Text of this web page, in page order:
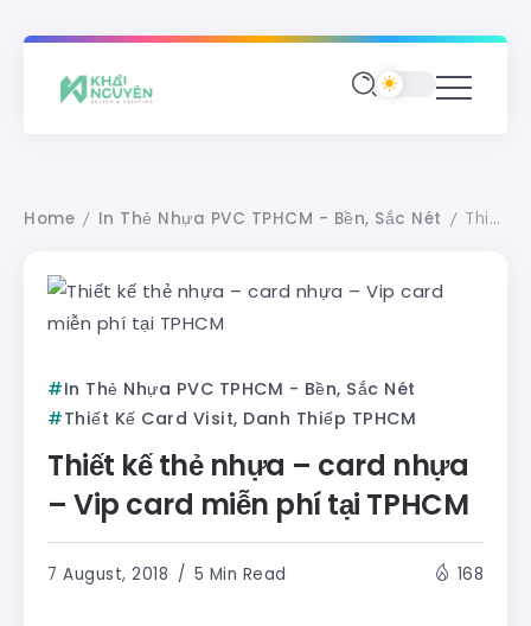
Home / In Thẻ Nhựa PVC TPHCM - Bền, Sắc Nét / Thiết kế thẻ nhựa – card nhựa – Vip card miễn phí tại TPHCM
In Thẻ Nhựa PVC TPHCM - Bền, Sắc Nét
Thiết Kế Card Visit, Danh Thiếp TPHCM
Thiết kế thẻ nhựa – card nhựa
– Vip card miễn phí tại TPHCM
7 August, 2018 5 Min Read 168